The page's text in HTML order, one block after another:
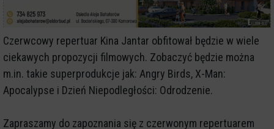
Czerwcowy repertuar Kina Jantar obfitował będzie w wiele
ciekawych propozycji filmowych. Zobaczyć będzie można
m.in. takie superprodukcje jak: Angry Birds, X-Man:
Apocalypse i Dzień Niepodległości: Odrodzenie.
Zapraszamy do zapoznania się z czerwonym repertuarem